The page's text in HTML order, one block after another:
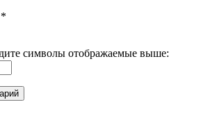
*
символы отображаемые выше: